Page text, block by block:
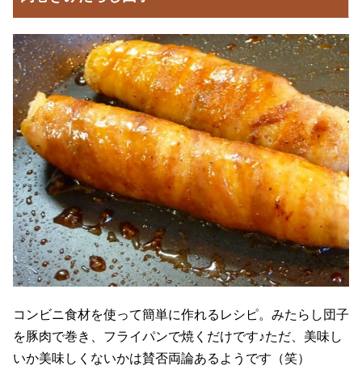
コンビニ食材を使って簡単に作れるレシピ。みたらし団子
を豚肉で巻き、フライパンで焼くだけです♪ただ、美味し
いか美味しくないかは賛否両論あるようです（笑）